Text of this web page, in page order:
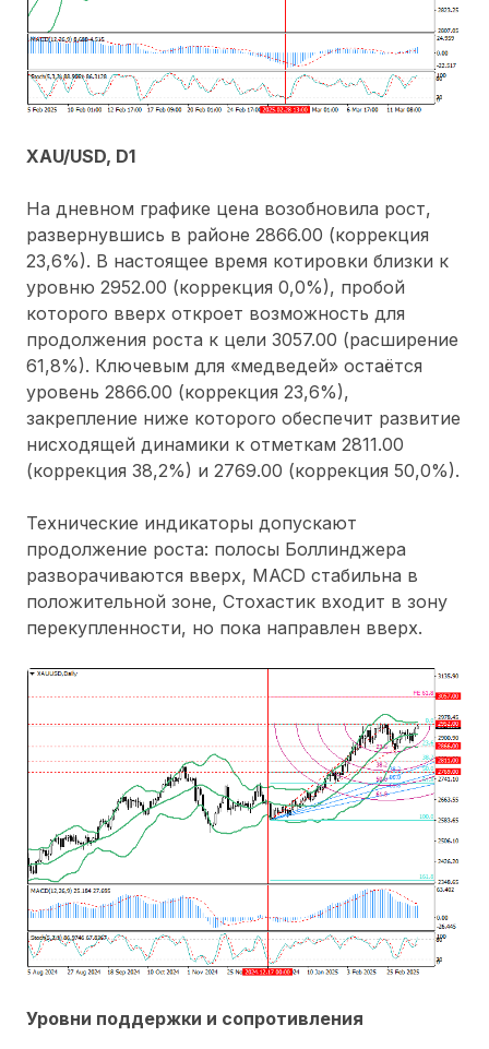
XAU/USD, D1
На дневном графике цена возобновила рост,
развернувшись в районе 2866.00 (коррекция
23,6%). В настоящее время котировки близки к
уровню 2952.00 (коррекция 0,0%), пробой
которого вверх откроет возможность для
продолжения роста к цели 3057.00 (расширение
61,8%). Ключевым для «медведей» остаётся
уровень 2866.00 (коррекция 23,6%),
закрепление ниже которого обеспечит развитие
нисходящей динамики к отметкам 2811.00
(коррекция 38,2%) и 2769.00 (коррекция 50,0%).
Технические индикаторы допускают
продолжение роста: полосы Боллинджера
разворачиваются вверх, MACD стабильна в
положительной зоне, Стохастик входит в зону
перекупленности, но пока направлен вверх.
Уровни поддержки и сопротивления